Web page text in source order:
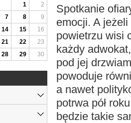
Spotkanie
emocji. A jeżeli
powietrzu wisi
każdy
pod jej
powoduje
a nawet
potrwa pół
będzie takie
1
2
7 8
9
14 15
16
21 22
23
28 29 30